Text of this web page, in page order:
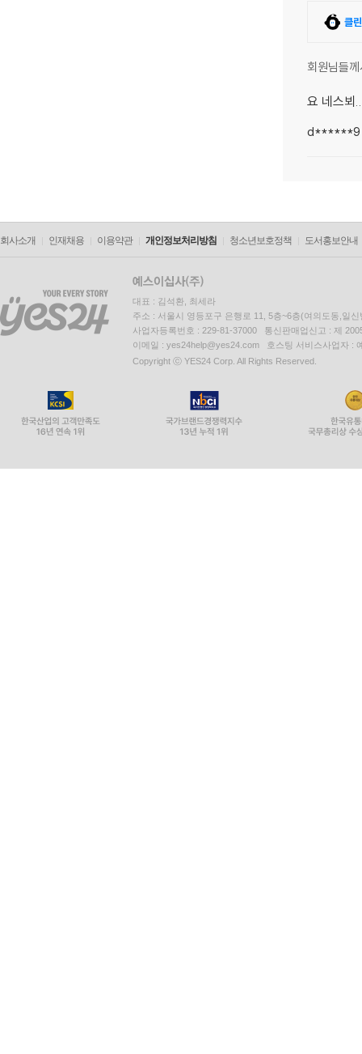
클
회원님들
요 네스뵈
d******9
회사소개 인재채용 이용약관 개인정보처리방침 청소년보호정책 도서홍보안내
대표 : 김석환, 최세라
주소 : 서울시 영등포구 은행로 11, 5층~6층(여의도동,일신
사업자등록번호 : 229-81-37000 통신판매업신고 : 제
이메일 : yes24help@yes24.com 호스팅 서비스사업자 :
Copyright ⓒ YES24 Corp. All Rights Reserved.